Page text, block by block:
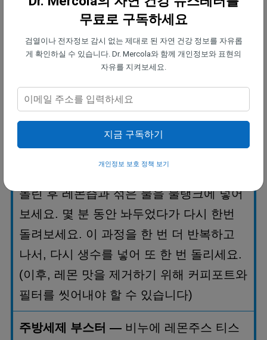
물 얼룩을 제거하고 세간을 빛나게 할 것입
도마— 굵은 소금을 도마에 뿌리고 나서,
기름기를 제거해 보세요
로 된 샐러드 그릇과 밀대에도 사용할 수 있
돌린 후 레몬즙과 섞은 물을 물탱크에 넣어
보세요 . 몇 분 동안 놔두었다가 다시 한번
돌려보세요 . 이 과정을 한 번 더 반복하고
나서 , 다시 생수를 넣어 또 한 번 돌리세요 .
(이후, 레몬 맛을 제거하기 위해 커피포트와
필터를 씻어내야 할 수 있습니다)
주방세제 부스터 — 비누에 레몬주스 티스
무료로 구독하세요
검열이나 전자정보 감시 없는 제대로 된 자연 건강 정보를 자유롭
게 확인하실 수 있습니다. Dr. Mercola와 함께 개인정보와 표현의
자유를 지켜보세요.
지금 구독하기
개인정보 보호 정책 보기